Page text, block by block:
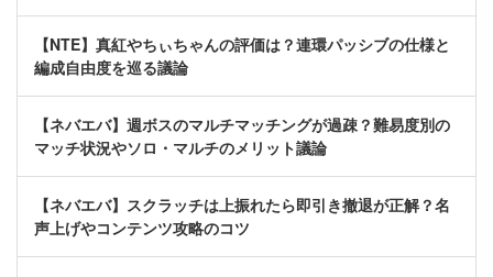
【NTE】真紅やちぃちゃんの評価は？連環パッシブの仕様と
編成自由度を巡る議論
【ネバエバ】週ボスのマルチマッチングが過疎？難易度別の
マッチ状況やソロ・マルチのメリット議論
【ネバエバ】スクラッチは上振れたら即引き撤退が正解？名
声上げやコンテンツ攻略のコツ